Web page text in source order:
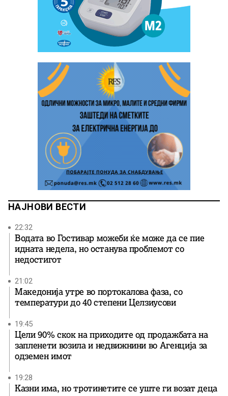
НАЈНОВИ ВЕСТИ
22:32
Водата во Гостивар можеби ќе може да се пие
идната недела, но останува проблемот со
недостигот
21:02
Македонија утре во портокалова фаза, со
температури до 40 степени Целзиусови
19:45
Цели 90% скок на приходите од продажбата на
запленети возила и недвижнини во Агенција за
одземен имот
19:28
Казни има, но тротинетите се уште ги возат деца